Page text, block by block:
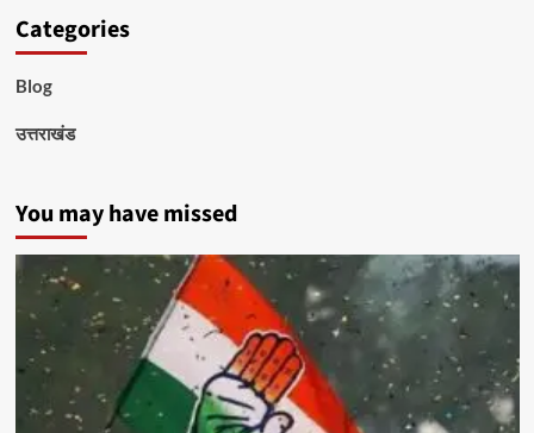
Categories
Blog
उत्तराखंड
You may have missed